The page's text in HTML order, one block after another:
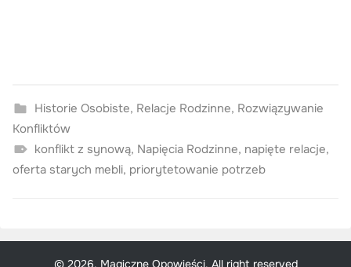
Historie Osobiste, Relacje Rodzinne, Rozwiązywanie
Konfliktów
konflikt z synową, Napięcia Rodzinne, napięte relacje,
oferta starych mebli, priorytetowanie potrzeb
© 2026, Magiczne Opowieści. All right reserved